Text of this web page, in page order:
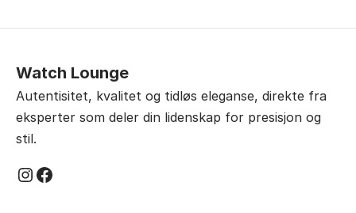
Watch Lounge
Autentisitet, kvalitet og tidløs eleganse, direkte fra
eksperter som deler din lidenskap for presisjon og
stil.
Instagram
Facebook